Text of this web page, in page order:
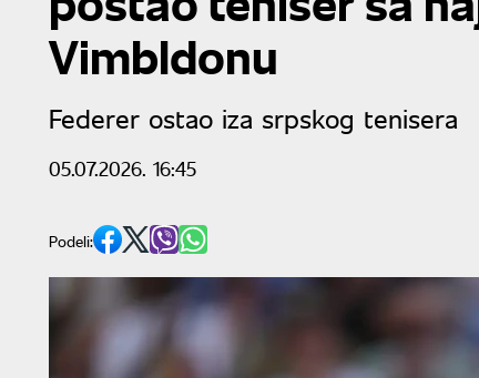
Vimbldonu
Federer ostao iza srpskog tenisera
05.07.2026. 16:45
Podeli: